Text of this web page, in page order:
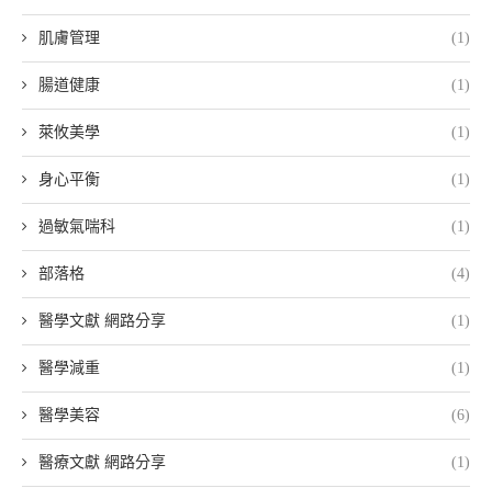
肌膚管理 (1)
腸道健康 (1)
萊攸美學 (1)
身心平衡 (1)
過敏氣喘科 (1)
部落格 (4)
醫學文獻 網路分享 (1)
醫學減重 (1)
醫學美容 (6)
醫療文獻 網路分享 (1)